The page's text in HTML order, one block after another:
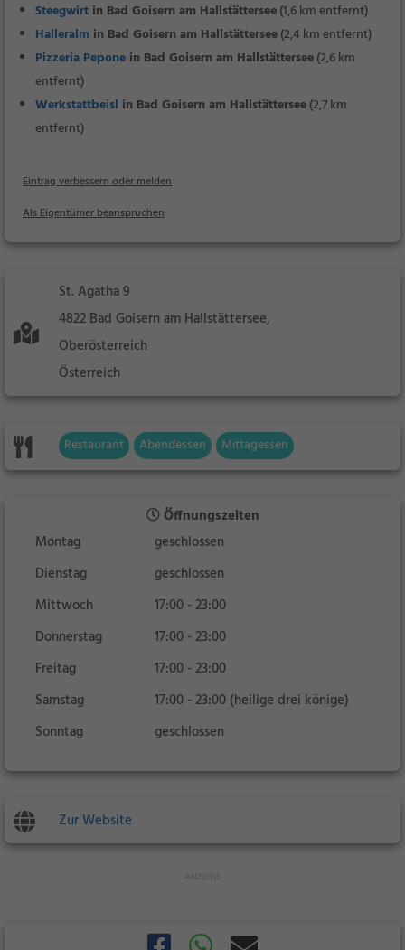
Steegwirt in Bad Goisern am Hallstättersee(1,6 km entfernt)
Halleralm in Bad Goisern am Hallstättersee(2,4 km entfernt)
Pizzeria Pepone in Bad Goisern am Hallstättersee(2,6 km
entfernt)
Werkstattbeisl in Bad Goisern am Hallstättersee(2,7 km
entfernt)
Eintrag verbessern oder melden
Als Eigentümer beanspruchen
St. Agatha 9
4822 Bad Goisern am Hallstättersee,
Oberösterreich
Österreich
Restaurant Abendessen Mittagessen
Öffnungszeiten
Montag
geschlossen
Dienstag
geschlossen
Mittwoch
17:00 - 23:00
Donnerstag
17:00 - 23:00
Freitag
17:00 - 23:00
Samstag
17:00 - 23:00 (heilige drei könige)
Sonntag
geschlossen
Zur Website